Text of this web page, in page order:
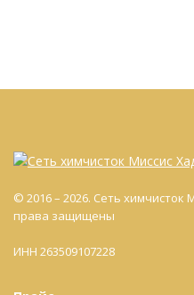
© 2016 – 2026. Сеть химчисток
права защищены
ИНН 263509107228